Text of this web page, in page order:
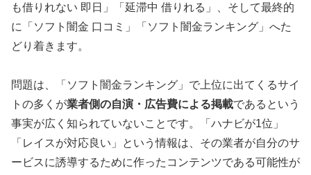
も借りれない 即日」「延滞中 借りれる」、そして最終的
に「ソフト闇金 口コミ」「ソフト闇金ランキング」へた
どり着きます。
問題は、「ソフト闇金ランキング」で上位に出てくるサイ
トの多くが業者側の自演・広告費による掲載であるという
事実が広く知られていないことです。「ハナビが1位」
「レイスが対応良い」という情報は、その業者が自分のサ
ービスに誘導するために作ったコンテンツである可能性が